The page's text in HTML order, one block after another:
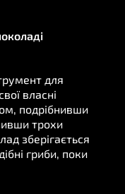
для
власні
подрібнивши
трохи
зберігається
гриби, поки